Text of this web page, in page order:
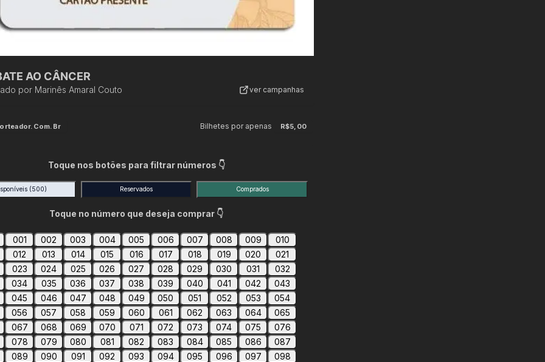
AO CÂNCER
por Marinês Amaral Couto ver campanhas
Bilhetes por apenas R$5,00
Toque nos botões para filtrar números 👇
(500) Reservados Comprados
Toque no número que deseja comprar 👇
001 002 003 004 005 006 007 008 009
010
012
013 014 015 016 017 018 019 020
021
023
024 025 026 027 028 029 030 031
032
034
035 036 037 038 039 040 041 042
043
045
046 047 048 049 050 051 052 053
054
056
057 058 059 060 061 062 063 064
065
067
068 069 070 071 072 073 074 075
076
078
079 080 081 082 083 084 085 086
087
089
090 091 092 093 094 095 096 097
098